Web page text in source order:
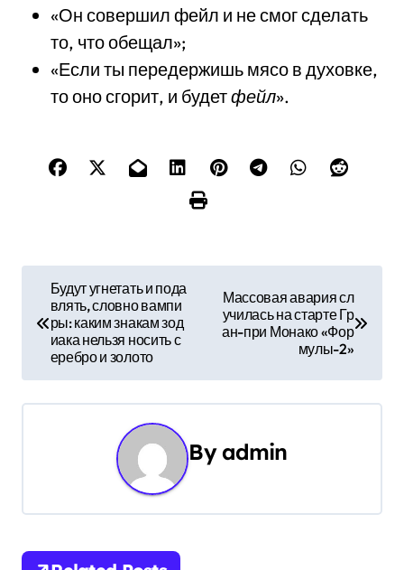
«Он совершил фейл и не смог сделать
то, что обещал»;
«Если ты передержишь мясо в духовке,
то оно сгорит, и будетфейл».
и
ц
и
Будут угнетать и пода
влять, словно вампи
ры: каким знакам зод
иака нельзя носить с
еребро и золото
Массовая авария сл
училась на старте Гр
ан-при Монако «Фор
мулы-2»
Byadmin